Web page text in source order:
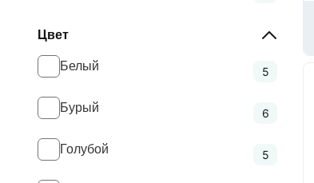
Цвет
Белый 5
Бурый 6
Голубой 5